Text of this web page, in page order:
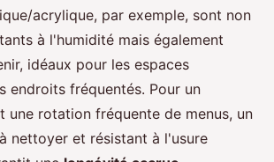
acrylique, par exemple, sont non
à l'humidité mais également
idéaux pour les espaces
endroits fréquentés. Pour un
une rotation fréquente de menus, un
nettoyer et résistant à l'usure